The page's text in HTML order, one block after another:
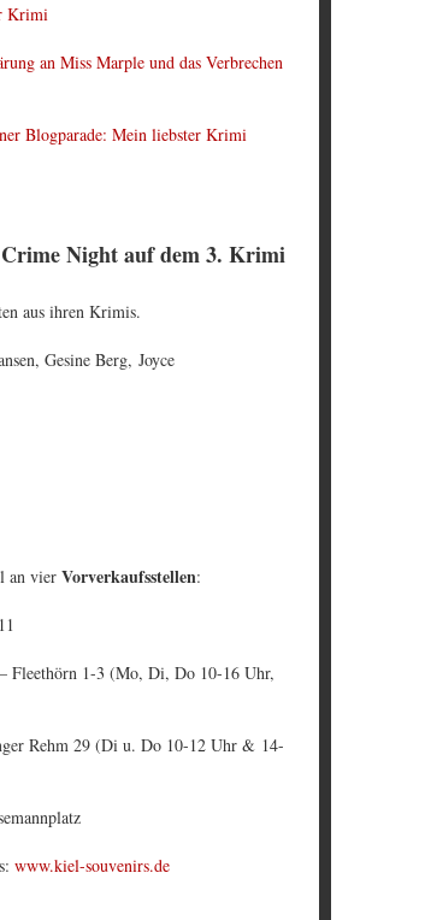
Krimi
an Miss Marple und das Verbrechen
Blogparade: Mein liebster Krimi
Night auf dem 3. Krimi
aus ihren Krimis.
Gesine Berg, Joyce
an vier Vorverkaufsstellen:
Fleethörn 1-3 (Mo, Di, Do 10-16 Uhr,
Rehm 29 (Di u. Do 10-12 Uhr & 14-
www.kiel-souvenirs.de